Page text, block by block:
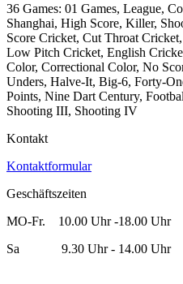
36 Games: 01 Games, League,
Shanghai, High Score, Killer,
Score Cricket, Cut Throat
Low Pitch Cricket, English
Color, Correctional Color, No
Unders, Halve-It, Big-6, Forty-
Points, Nine Dart Century,
Shooting III, Shooting IV
Kontakt
Kontaktformular
Geschäftszeiten
MO-Fr. 10.00 Uhr -18.00 Uhr
Sa 9.30 Uhr - 14.00 Uhr